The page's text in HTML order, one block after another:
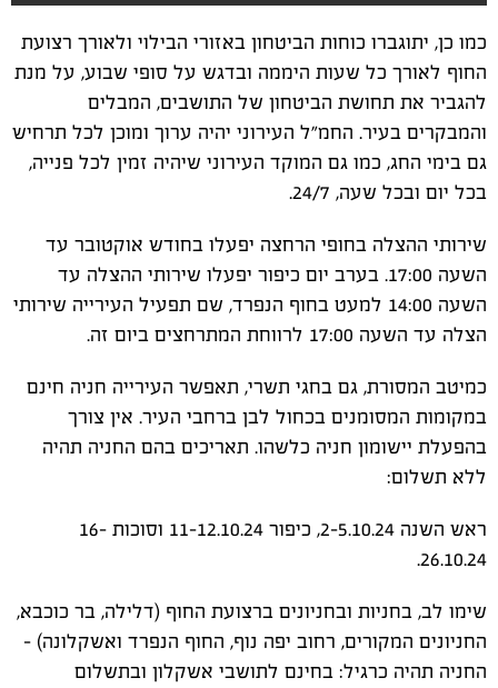
כמו כן, יתוגברו כוחות הביטחון באזורי הבילוי ולאורך רצועת
החוף לאורך כל שעות היממה ובדגש על סופי שבוע, על מנת
להגביר את תחושת הביטחון של התושבים, המבלים
והמבקרים בעיר. החמ"ל העירוני יהיה ערוך ומוכן לכל תרחיש
גם בימי החג, כמו גם המוקד העירוני שיהיה זמין לכל פנייה,
בכל יום ובכל שעה, 24/7.
שירותי ההצלה בחופי הרחצה יפעלו בחודש אוקטובר עד
השעה 17:00. בערב יום כיפור יפעלו שירותי ההצלה עד
השעה 14:00 למעט בחוף הנפרד, שם תפעיל העירייה שירותי
הצלה עד השעה 17:00 לרווחת המתרחצים ביום זה.
כמיטב המסורת, גם בחגי תשרי, תאפשר העירייה חניה חינם
במקומות המסומנים בכחול לבן ברחבי העיר. אין צורך
בהפעלת יישומון חניה כלשהו. תאריכים בהם החניה תהיה
ללא תשלום:
ראש השנה 2-5.10.24, כיפור 11-12.10.24 וסוכות 16-
26.10.24.
שימו לב, בחניות ובחניונים ברצועת החוף (דלילה, בר כוכבא,
החניונים המקורים, רחוב יפה נוף, החוף הנפרד ואשקלונה) –
החניה תהיה כרגיל: בחינם לתושבי אשקלון ובתשלום